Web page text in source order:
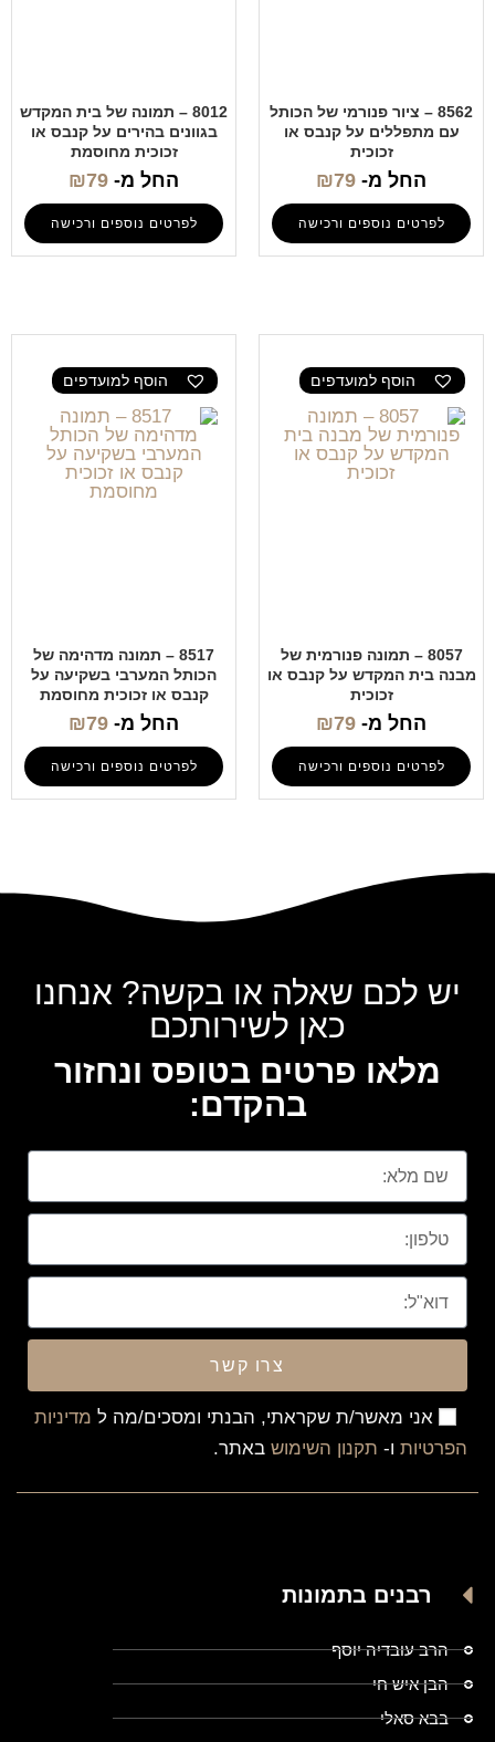
8562 – ציור פנורמי של הכותל
עם מתפללים על קנבס או
זכוכית
החל מ- ₪79
לפרטים נוספים ורכישה
8012 – תמונה של בית המקדש
בגוונים בהירים על קנבס או
זכוכית מחוסמת
החל מ- ₪79
לפרטים נוספים ורכישה
הוסף למועדפים
8057 – תמונה פנורמית של
מבנה בית המקדש על קנבס או
זכוכית
החל מ- ₪79
לפרטים נוספים ורכישה
הוסף למועדפים
8517 – תמונה מדהימה של
הכותל המערבי בשקיעה על
קנבס או זכוכית מחוסמת
החל מ- ₪79
לפרטים נוספים ורכישה
יש לכם שאלה או בקשה? אנחנו
כאן לשירותכם
מלאו פרטים בטופס ונחזור
בהקדם:
אני מאשר/ת שקראתי, הבנתי ומסכים/מה ל מדיניות
הפרטיות ו- תקנון השימוש באתר.
צרו קשר
רבנים בתמונות
הרב עובדיה יוסף
הבן איש חי
בבא סאלי